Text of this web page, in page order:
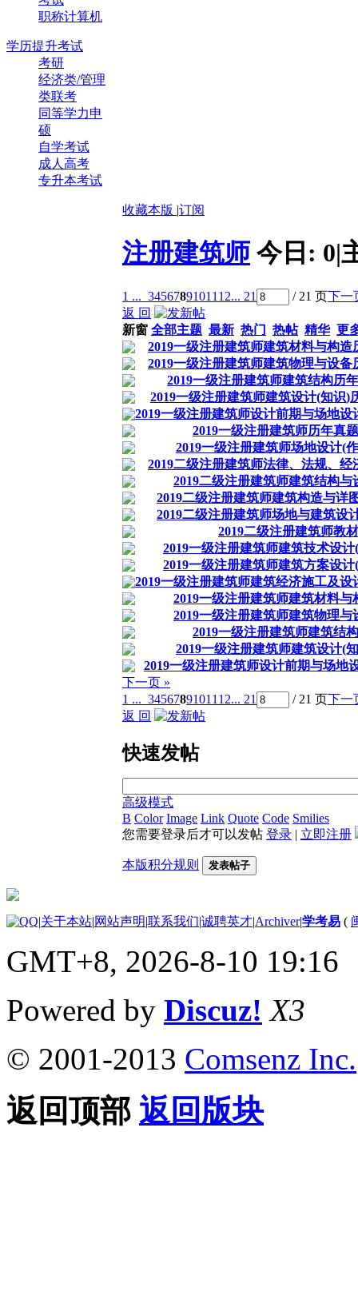
职称计算机
学历提升考试
考研
经济类/管理
类联考
同等学力申
硕
自学考试
成人高考
专升本考试
收藏本版 |订阅
注册建筑师 今日: 0|
1 ... 34567891011 12... 21 / 21 页下一
返 回
新窗 全部主题 最新 热门 热帖 精华 更
2019一级注册建筑师建筑材料与构
2019一级注册建筑师建筑物理与设
2019一级注册建筑师建筑结构历
2019一级注册建筑师建筑设计(知识)
2019一级注册建筑师设计前期与场地
2019一级注册建筑师历年真
2019一级注册建筑师场地设计(
2019二级注册建筑师法律、法规、
2019二级注册建筑师建筑结构与
2019二级注册建筑师建筑构造与详
2019二级注册建筑师场地与建筑设
2019二级注册建筑师教
2019一级注册建筑师建筑技术设
2019一级注册建筑师建筑方案设
2019一级注册建筑师建筑经济施工及
2019一级注册建筑师建筑材料与
2019一级注册建筑师建筑物理与
2019一级注册建筑师建筑结
2019一级注册建筑师建筑设计(
2019一级注册建筑师设计前期与场地
下一页 »
1 ... 34567891011 12... 21 / 21 页下一
返 回
快速发帖
高级模式
B Color Image Link Quote Code Smilies
您需要登录后才可以发帖 登录 | 立即注册
本版积分规则 发表帖子
|关于本站|网站声明|联系我们|诚聘英才|Archiver|学考易 (
GMT+8, 2026-8-10 19:16
Powered by Discuz! X3
© 2001-2013 Comsenz Inc.
返回顶部 返回版块